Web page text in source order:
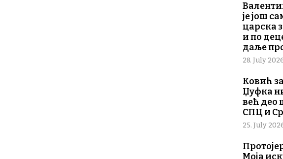
је још
царска
и по
даље
28. July
Ковић
Џуфка
већ део
СПЦ и
25. July
Моја